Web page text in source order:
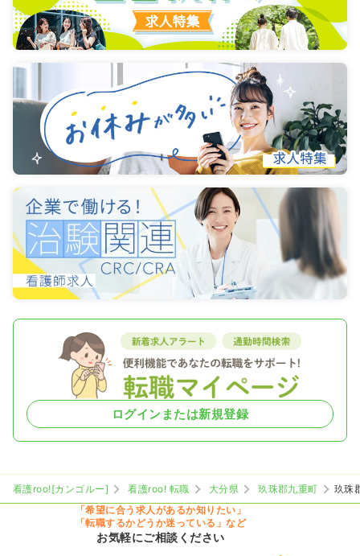
ログインまたは新規登録
看護roo![カンゴルー] 看護roo! 転職 大分県 玖珠郡九重町
玖珠
「希望に合う求人があるか知りたい」
「転職するかどうか迷っている」など
お気軽にご相談ください